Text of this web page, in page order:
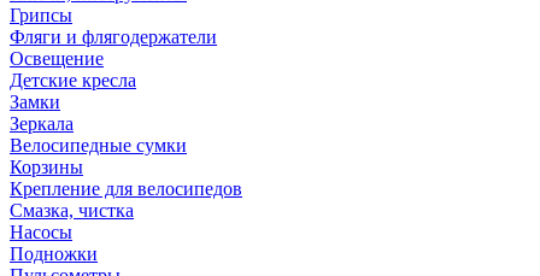
Грипсы
Фляги и флягодержатели
Освещение
Детские кресла
Замки
Зеркала
Велосипедные сумки
Корзины
Крепление для велосипедов
Смазка, чистка
Насосы
Подножки